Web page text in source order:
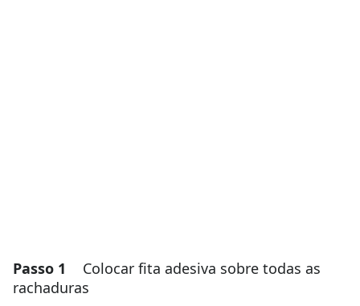
Passo 1
Colocar fita adesiva sobre todas as
rachaduras